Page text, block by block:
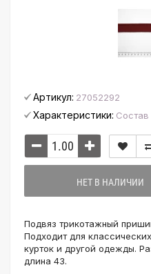
Артикул: 27052292
Характеристики: Состав
НЕТ В НАЛИЧИИ
Подвяз трикотажный
Подходит для
курток и другой одежды.
длина 43.